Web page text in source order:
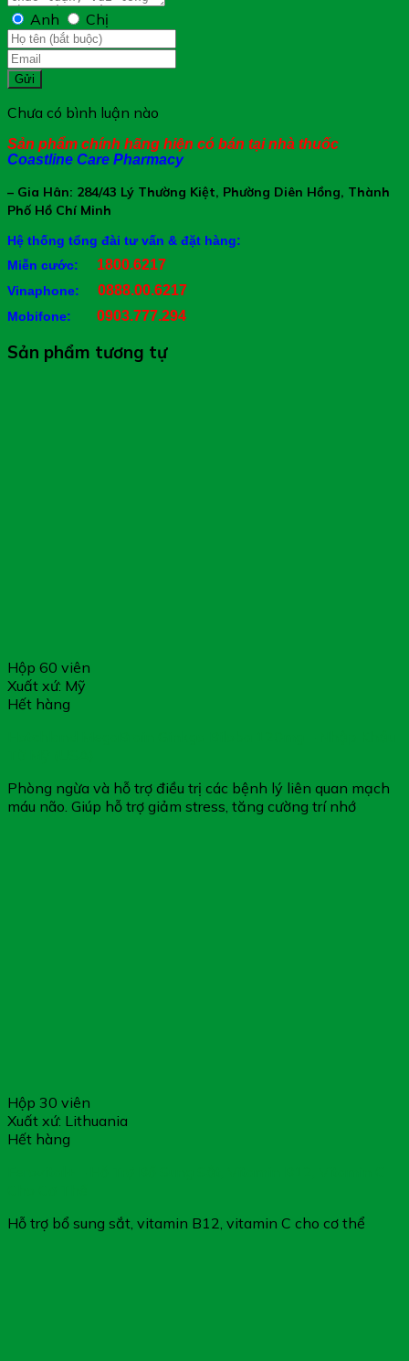
Anh Chị
Gửi
Chưa có bình luận nào
Sản phẩm chính hãng hiện có bán tại nhà thuốc
Coastline Care Pharmacy
– Gia Hân: 284/43 Lý Thường Kiệt, Phường Diên Hồng, Thành
Phố Hồ Chí Minh
Hệ thống tổng đài tư vấn & đặt hàng:
Miễn cước: 1800.6217
Vinaphone: 0888.00.6217
Mobifone: 0903.777.294
Sản phẩm tương tự
Hộp 60 viên
Xuất xứ: Mỹ
Hết hàng
Phòng ngừa và hỗ trợ điều trị các bệnh lý liên quan mạch
máu não. Giúp hỗ trợ giảm stress, tăng cường trí nhớ
Hộp 30 viên
Xuất xứ: Lithuania
Hết hàng
Hỗ trợ bổ sung sắt, vitamin B12, vitamin C cho cơ thể